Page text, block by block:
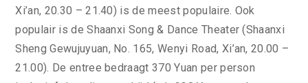
Xi’an, 20.30 – 21.40) is de meest populaire. Ook
populair is de Shaanxi Song & Dance Theater (Shaanxi
Sheng Gewujuyuan, No. 165, Wenyi Road, Xi’an, 20.00 –
21.00). De entree bedraagt 370 Yuan per person